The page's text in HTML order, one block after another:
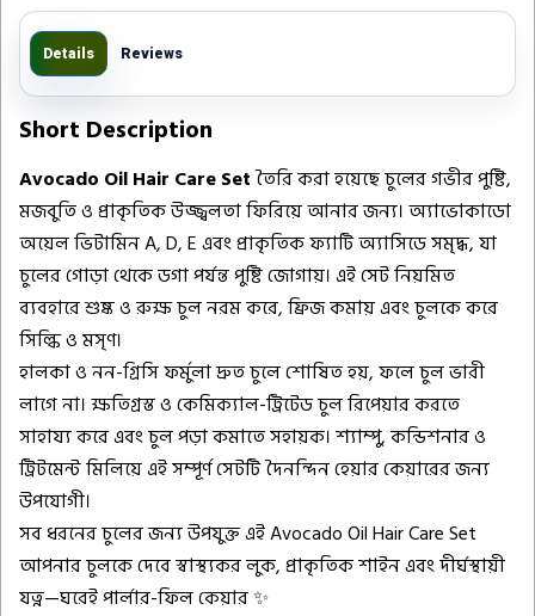
Details Reviews
Short Description
Avocado Oil Hair Care Setতৈরি করা হয়েছে চুলের গভীর পুষ্টি,
মজবুতি ও প্রাকৃতিক উজ্জ্বলতা ফিরিয়ে আনার জন্য। অ্যাভোকাডো
অয়েল ভিটামিন A, D, E এবং প্রাকৃতিক ফ্যাটি অ্যাসিডে সমৃদ্ধ, যা
চুলের গোড়া থেকে ডগা পর্যন্ত পুষ্টি জোগায়। এই সেট নিয়মিত
ব্যবহারে শুষ্ক ও রুক্ষ চুল নরম করে, ফ্রিজ কমায় এবং চুলকে করে
সিল্কি ও মসৃণ।
হালকা ও নন-গ্রিসি ফর্মুলা দ্রুত চুলে শোষিত হয়, ফলে চুল ভারী
লাগে না। ক্ষতিগ্রস্ত ও কেমিক্যাল-ট্রিটেড চুল রিপেয়ার করতে
সাহায্য করে এবং চুল পড়া কমাতে সহায়ক। শ্যাম্পু, কন্ডিশনার ও
ট্রিটমেন্ট মিলিয়ে এই সম্পূর্ণ সেটটি দৈনন্দিন হেয়ার কেয়ারের জন্য
উপযোগী।
সব ধরনের চুলের জন্য উপযুক্ত এই Avocado Oil Hair Care Set
আপনার চুলকে দেবে স্বাস্থ্যকর লুক, প্রাকৃতিক শাইন এবং দীর্ঘস্থায়ী
যত্ন—ঘরেই পার্লার-ফিল কেয়ার ✨